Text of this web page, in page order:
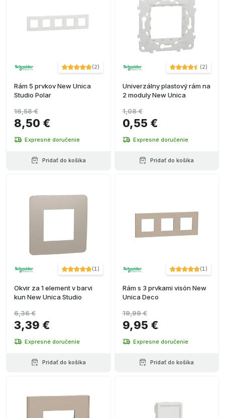
+ Ver más
+ Ver más
(2)
Rám 5 prvkov New Unica
Studio Polar
8,50 €
16,58 €
Expresné doručenie
Pridať do košíka
(2)
Univerzálny plastový rám na
2 moduly New Unica
0,55 €
1,08 €
Expresné doručenie
Pridať do košíka
(1)
Okvir za 1 element v barvi
kun New Unica Studio
3,39 €
6,36 €
Expresné doručenie
Pridať do košíka
(1)
Rám s 3 prvkami visón New
Unica Deco
9,95 €
19,99 €
Expresné doručenie
Pridať do košíka